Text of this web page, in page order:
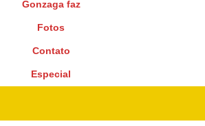
Gonzaga faz
Fotos
Contato
Especial